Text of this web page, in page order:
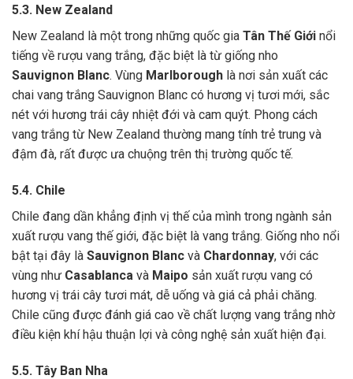
5.3. New Zealand
New Zealand là một trong những quốc gia Tân Thế Giới nổi
tiếng về rượu vang trắng, đặc biệt là từ giống nho
Sauvignon Blanc. Vùng Marlborough là nơi sản xuất các
chai vang trắng Sauvignon Blanc có hương vị tươi mới, sắc
nét với hương trái cây nhiệt đới và cam quýt. Phong cách
vang trắng từ New Zealand thường mang tính trẻ trung và
đậm đà, rất được ưa chuộng trên thị trường quốc tế.
5.4. Chile
Chile đang dần khẳng định vị thế của mình trong ngành sản
xuất rượu vang thế giới, đặc biệt là vang trắng. Giống nho nổi
bật tại đây là Sauvignon Blanc và Chardonnay, với các
vùng như Casablanca và Maipo sản xuất rượu vang có
hương vị trái cây tươi mát, dễ uống và giá cả phải chăng.
Chile cũng được đánh giá cao về chất lượng vang trắng nhờ
điều kiện khí hậu thuận lợi và công nghệ sản xuất hiện đại.
5.5. Tây Ban Nha